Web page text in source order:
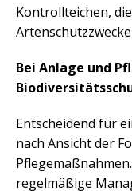
Kontrollteichen,
Bei Anlage und
Entscheidend für
nach Ansicht der
regelmäßige